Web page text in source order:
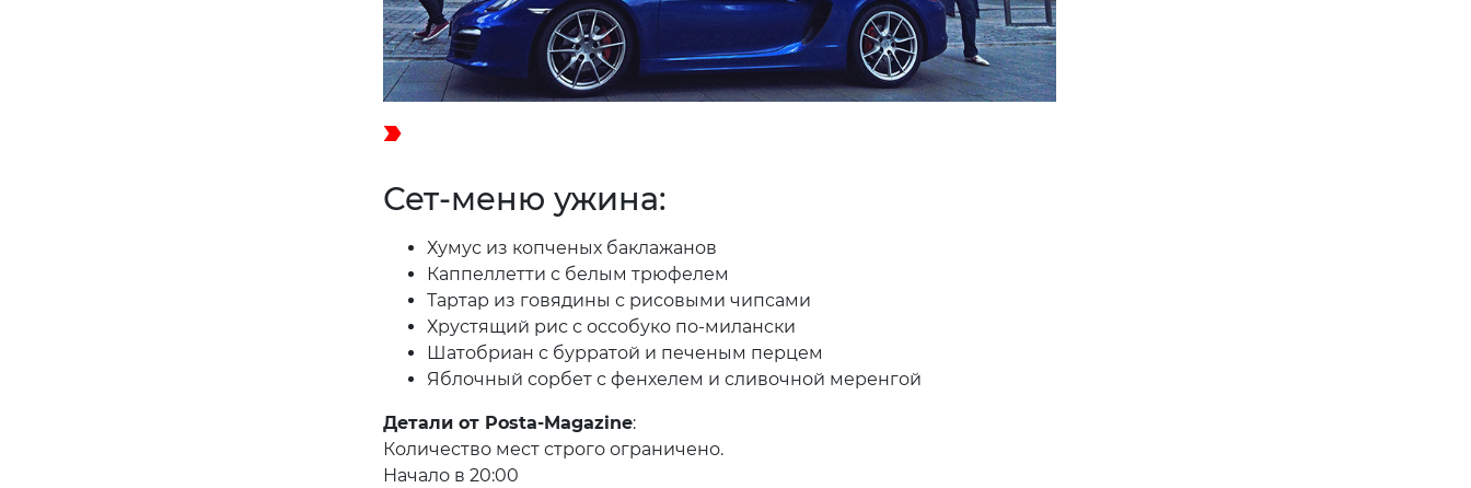
Сет-меню ужина:
Хумус из копченых баклажанов
Каппеллетти с белым трюфелем
Тартар из говядины с рисовыми чипсами
Хрустящий рис с оссобуко по-милански
Шатобриан с бурратой и печеным перцем
Яблочный сорбет с фенхелем и сливочной меренгой
Детали от Posta-Magazine:
Количество мест строго ограничено.
Начало в 20:00